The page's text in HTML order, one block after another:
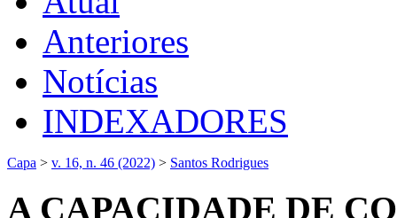
Anteriores
Notícias
INDEXADORES
Capa > v. 16, n. 46 (2022) > Santos Rodrigues
A CAPACIDADE DE